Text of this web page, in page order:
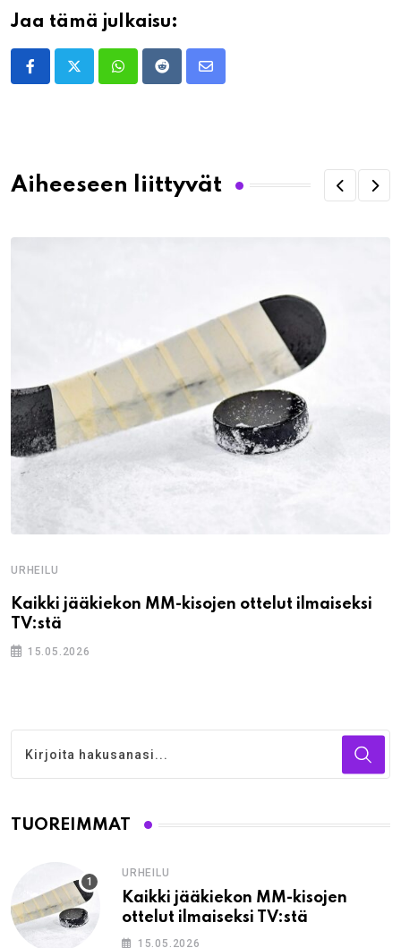
Jaa tämä julkaisu:
WhatsappRedditShare
Aiheeseen liittyvät
URHEILU
Kaikki jääkiekon MM-kisojen ottelut ilmaiseksi
TV:stä
15.05.2026
TUOREIMMAT
URHEILU
Kaikki jääkiekon MM-kisojen
ottelut ilmaiseksi TV:stä
15.05.2026